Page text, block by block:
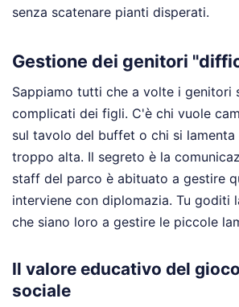
senza scatenare pianti disperati.
Gestione dei genitori
Sappiamo tutti che a volte i genitori
complicati dei figli. C'è chi vuole
sul tavolo del buffet o chi si lamenta
troppo alta. Il segreto è la
staff del parco è abituato a gestire
interviene con diplomazia. Tu goditi
che siano loro a gestire le piccole
Il valore educativo del
sociale